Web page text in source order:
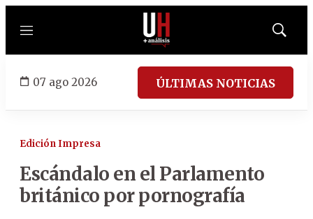
Menú
Mostrar
07 ago 2026 ÚLTIMAS NOTICIAS
Edición Impresa
Escándalo en el Parlamento
británico por pornografía